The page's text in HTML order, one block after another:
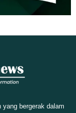
yang bergerak dalam